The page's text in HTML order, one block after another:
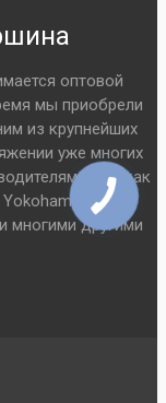
оптовой
мы приобрели
из крупнейших
уже многих
шин как
Pirelli,
многими другими